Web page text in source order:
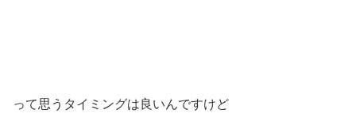
って思うタイミングは良いんですけど